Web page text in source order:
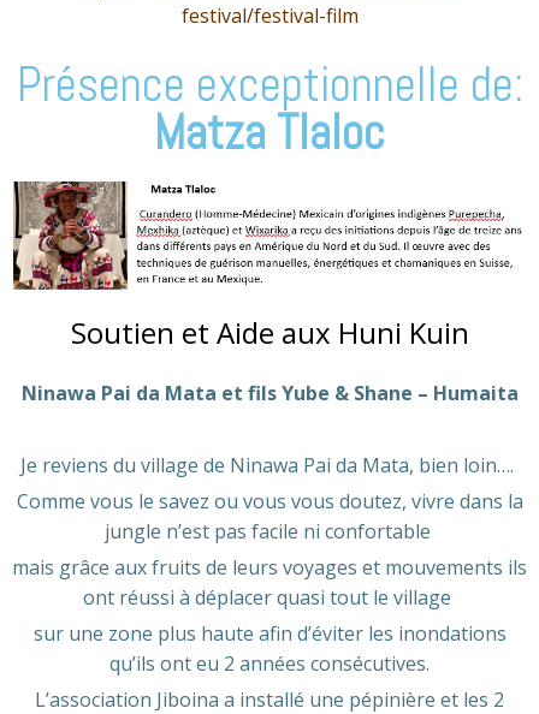
festival/festival-film
Présence exceptionnelle de:
Matza Tlaloc
Soutien et Aide aux Huni Kuin
Ninawa Pai da Mata et fils Yube & Shane – Humaita
Je reviens du village de Ninawa Pai da Mata, bien loin….
Comme vous le savez ou vous vous doutez, vivre dans la
jungle n’est pas facile ni confortable
mais grâce aux fruits de leurs voyages et mouvements ils
ont réussi à déplacer quasi tout le village
sur une zone plus haute afin d’éviter les inondations
qu’ils ont eu 2 années consécutives.
L’association Jiboina a installé une pépinière et les 2